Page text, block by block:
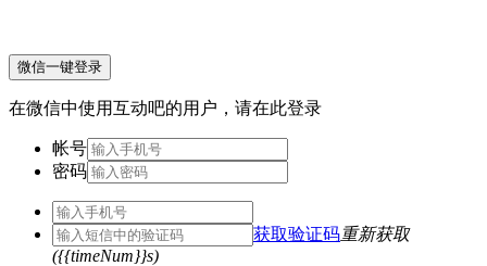
微信一键登录
在微信中使用互动吧的用户，请在此登录
帐号
密码
获取验证码重新获取
({{timeNum}}s)